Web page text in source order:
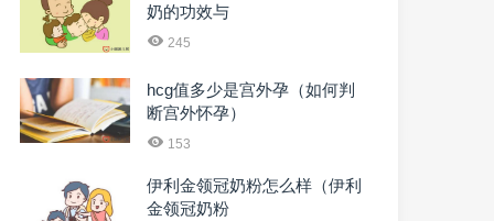
奶的功效与
245
hcg值多少是宫外孕（如何判
断宫外怀孕）
153
伊利金领冠奶粉怎么样（伊利
金领冠奶粉